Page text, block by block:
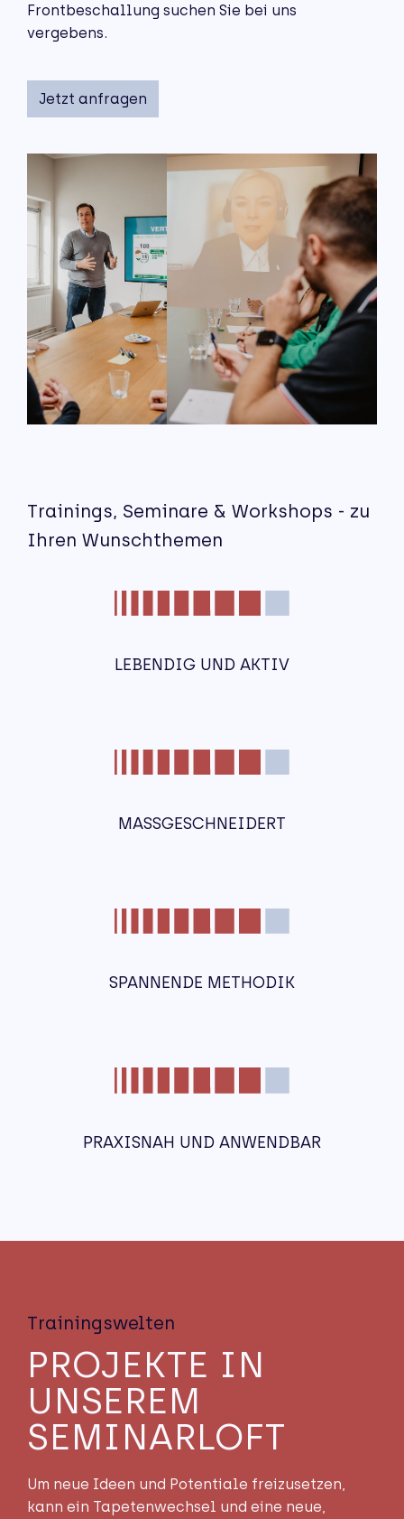
Frontbeschallung suchen Sie bei uns
vergebens.
Jetzt anfragen
Trainings, Seminare & Workshops - zu
Ihren Wunschthemen
LEBENDIG UND AKTIV
MASSGESCHNEIDERT
SPANNENDE METHODIK
PRAXISNAH UND ANWENDBAR
Trainingswelten
PROJEKTE IN
UNSEREM
SEMINAR­­LOFT
Um neue Ideen und Potentiale freizusetzen,
kann ein Tapetenwechsel und eine neue,